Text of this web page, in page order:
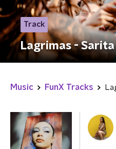
Track
Lagrimas -
Music FunX Tracks